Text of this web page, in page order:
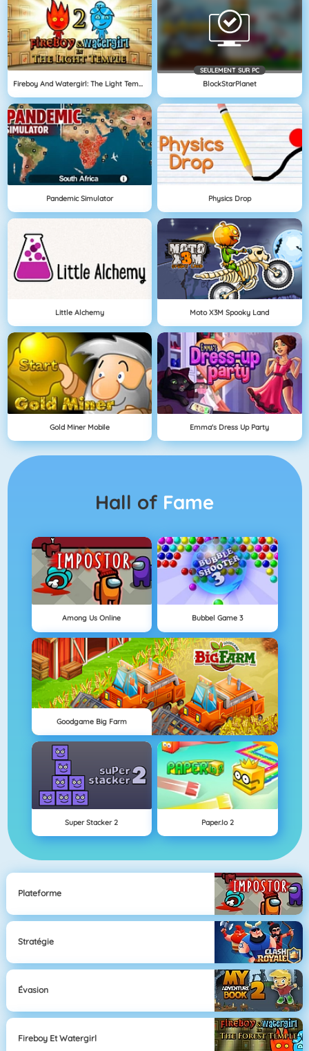
Fireboy And Watergirl: The Light Temple
SEULEMENT SUR PC
BlockStarPlanet
Pandemic Simulator Physics Drop
Little Alchemy Moto X3M Spooky Land
Gold Miner Mobile Emma's Dress Up Party
Hall of Fame
Among Us Online Bubbel Game 3
Goodgame Big Farm
Super Stacker 2 Paper.io 2
Plateforme
Stratégie
Évasion
Fireboy Et Watergirl